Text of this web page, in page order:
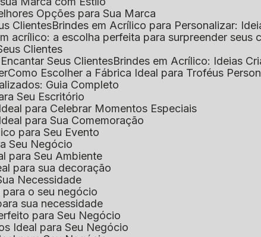
Opções para Sua Marca
Clientes
Brindes em Acrílico para Personalizar:
acrílico: a escolha perfeita para surpreender seus
Clientes
Seus Clientes
Brindes em Acrílico: Ideias
Como Escolher a Fábrica Ideal para Troféus
Guia Completo
Seu Escritório
para Celebrar Momentos Especiais
para Sua Comemoração
para Seu Evento
Seu Negócio
para Seu Ambiente
para sua decoração
Necessidade
para o seu negócio
sua necessidade
para Seu Negócio
Ideal para Seu Negócio